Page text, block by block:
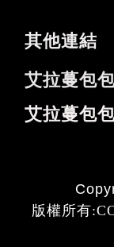
其他連結
艾拉蔓包
艾拉蔓包
版權所有